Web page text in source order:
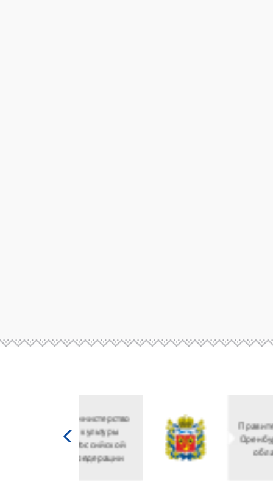
Министерство
культуры
Российской
федерации